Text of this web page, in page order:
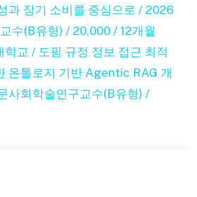
과 장기 소비를 중심으로 / 2026
수(B유형) / 20,000 / 12개월
학교 / 도핑 규정 정보 접근 최적
온톨로지 기반 Agentic RAG 개
사회학술연구교수(B유형) /